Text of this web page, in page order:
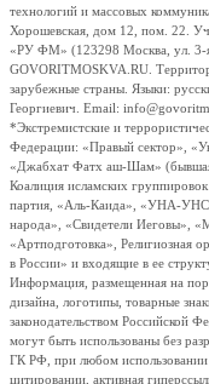
технологий и массовых
Хорошевская, дом 12, пом. 22.
«РУ ФМ» (123298 Москва, ул. 3-
GOVORITMOSKVA.RU.
зарубежные страны. Языки:
Георгиевич. Email:
*Экстремистские и
Федерации: «Правый сектор»,
«Джабхат Фатх аш-Шам»
Коалиция исламских
партия, «Аль-Каида», «УНА-
народа», «Свидетели Иеговы»,
«Артподготовка», Религиозная
в России» и входящие в ее
Информация, размещенная на
дизайна, логотипы, товарные
законодательством Российской
могут быть использованы без
ГК РФ, при любом использовании
цитировании, активная